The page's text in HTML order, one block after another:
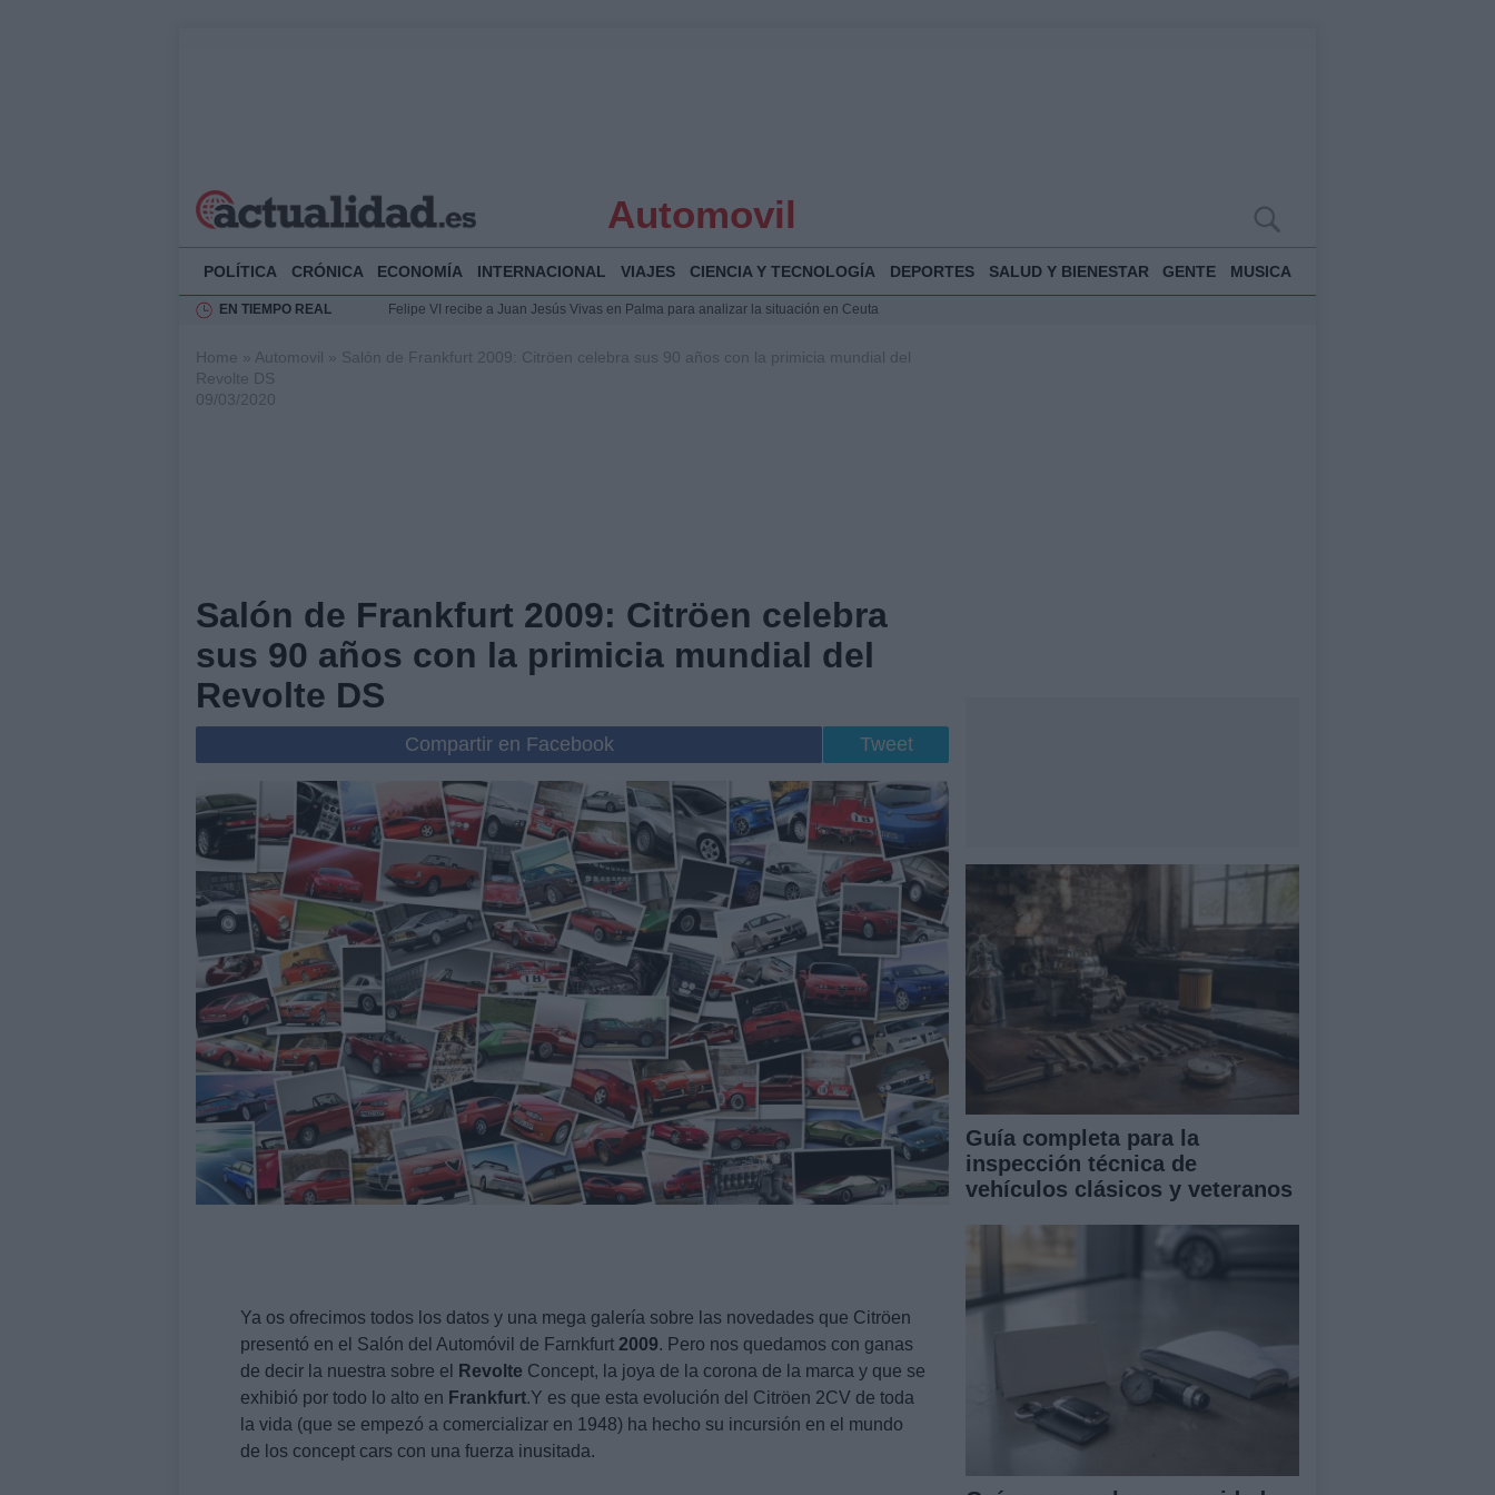
Automovil
POLÍTICA CRÓNICA ECONOMÍA INTERNACIONAL VIAJES CIENCIA Y TECNOLOGÍA DEPORTES SALUD Y BIENESTAR GENTE MUSICA
EN TIEMPO REAL
Felipe VI recibe a Juan Jesús Vivas en Palma para analizar la situación en Ceuta
Impacto económico y humanitario en Ceuta tras la llegada masiva de migrantes
Home » Automovil » Salón de Frankfurt 2009: Citröen celebra sus 90 años con la primicia mundial del
Revolte DS
09/03/2020
Salón de Frankfurt 2009: Citröen celebra
sus 90 años con la primicia mundial del
Revolte DS
Compartir en Facebook Tweet
Ya os ofrecimos todos los datos y una mega galería sobre las novedades que Citröen
presentó en el Salón del Automóvil de Farnkfurt 2009. Pero nos quedamos con ganas
de decir la nuestra sobre el
Revolte Concept, la joya de la corona de la marca y que se
exhibió por todo lo alto en Frankfurt.Y es que esta evolución del Citröen 2CV de toda
la vida (que se empezó a comercializar en 1948) ha hecho su incursión en el mundo
de los concept cars con una fuerza inusitada.
Guía completa para la
inspección técnica de
vehículos clásicos y veteranos